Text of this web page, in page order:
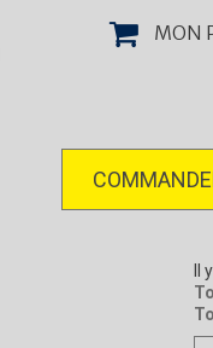
MON